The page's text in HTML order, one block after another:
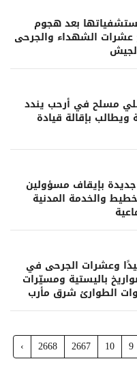
بعد هجوم
الشهداء والجرحى
مسلح في أرحب يندد
ويطالب بإقالة قيادة
جديدة بإيقاف مسؤولين
والخدمة المدنية
45 شهيدًا وعشرات الجرحى في
باليستية ومسيّرات
الطوارئ شرق مأرب
9
10
2667
2668
›